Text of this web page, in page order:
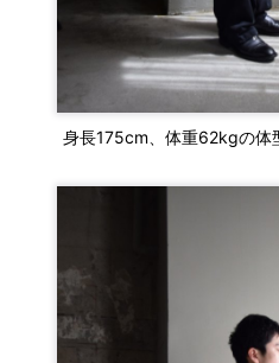
身長175cm、体重62kgの体